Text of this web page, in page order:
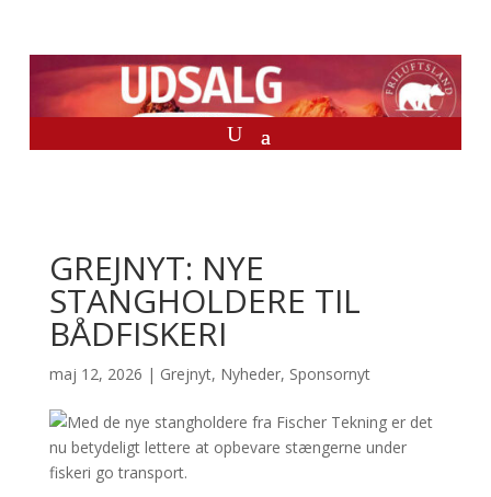
GREJNYT: NYE
STANGHOLDERE TIL
BÅDFISKERI
maj 12, 2026 | Grejnyt, Nyheder, Sponsornyt